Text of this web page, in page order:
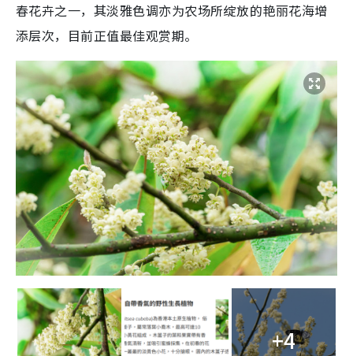
春花卉之一，其淡雅色调亦为农场所绽放的艳丽花海增
添层次，目前正值最佳观赏期。
+4